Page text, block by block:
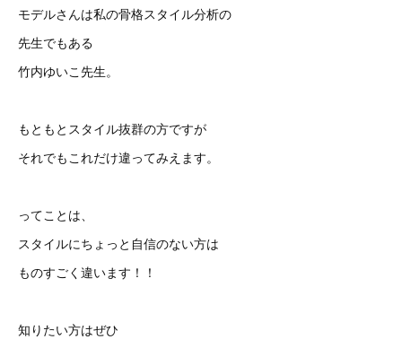
モデルさんは私の骨格スタイル分析の
先生でもある
竹内ゆいこ先生。
もともとスタイル抜群の方ですが
それでもこれだけ違ってみえます。
ってことは、
スタイルにちょっと自信のない方は
ものすごく違います！！
知りたい方はぜひ